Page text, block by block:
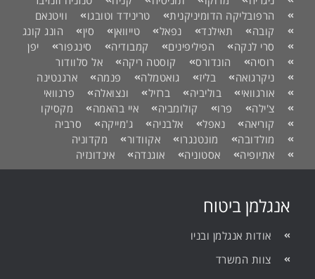
הרפובליקה הדומיניקנית
טרינידד וטובגו
וויטנאם
קובה
תאילנד נפאל טייוואן סין
הונג קונג
סרי לנקה
הפיליפינים קמבודיה סינגפור
יפן
רוסיה
הונדורס קוסטה ריקה
אל סלוודור
ניקרגואה
בליז גואטמלה פנמה
ארגנטינה
אורגוואי
בוליביה ברזיל ונצואלה
פרגוואי
צ'ילה
פרו קולומביה איי בהאמה
מקסיקו
קוריאה
נאפל אלבניה ג'מייקה
סרביה
מולדובה
מונטנגרו אקוודור
מקדוניה
אתיופיה
אסטוניה אוגנדה אינדונזיה
אנגלמן ביטוח
אודות אנגלמן ובניו
צוות המשרד